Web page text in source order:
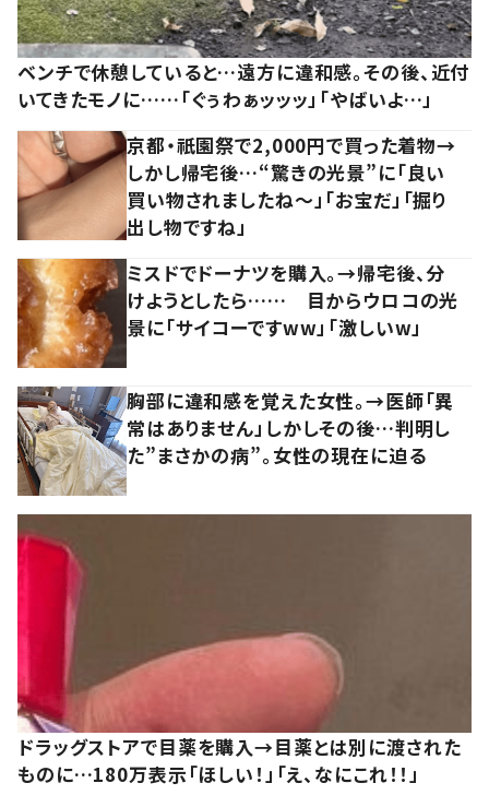
ベンチで休憩していると…遠方に違和感。その後、近付
いてきたモノに……「ぐぅわぁッッッ」「やばいよ…」
京都・祇園祭で2,000円で買った着物→
しかし帰宅後…“驚きの光景”に「良い
買い物されましたね～」「お宝だ」「掘り
出し物ですね」
ミスドでドーナツを購入。→帰宅後、分
けようとしたら…… 目からウロコの光
景に「サイコーですww」「激しいw」
胸部に違和感を覚えた女性。→医師「異
常はありません」しかしその後…判明し
た”まさかの病”。女性の現在に迫る
ドラッグストアで目薬を購入→目薬とは別に渡された
ものに…180万表示「ほしい！」「え、なにこれ！！」